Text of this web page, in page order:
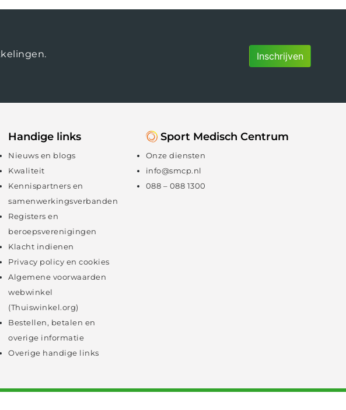
Inschrijven
Handige links
Nieuws en blogs
Kwaliteit
Kennispartners en
samenwerkingsverbanden
Registers en
beroepsverenigingen
Klacht indienen
Privacy policy en cookies
Algemene voorwaarden
webwinkel
(Thuiswinkel.org)
Bestellen, betalen en
overige informatie
Overige handige links
Sport Medisch Centrum
Onze diensten
info@smcp.nl
088 – 088 1300